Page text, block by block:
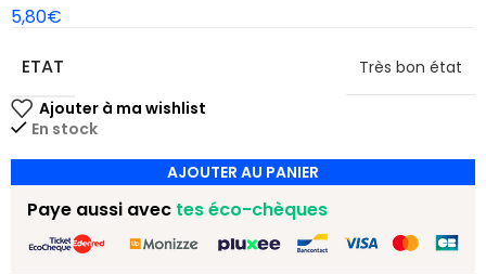
5,80€
ETAT
Très bon état
En stock
AJOUTER AU PANIER
Paye aussi avec tes éco-chèques